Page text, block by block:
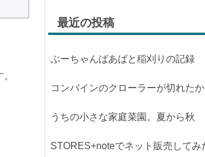
最近の投稿
ぶーちゃんばあばと稲刈りの記録
コンバインのクローラーが切れた
うちの小さな家庭菜園。夏から秋
STORES+noteでネット販売してみ